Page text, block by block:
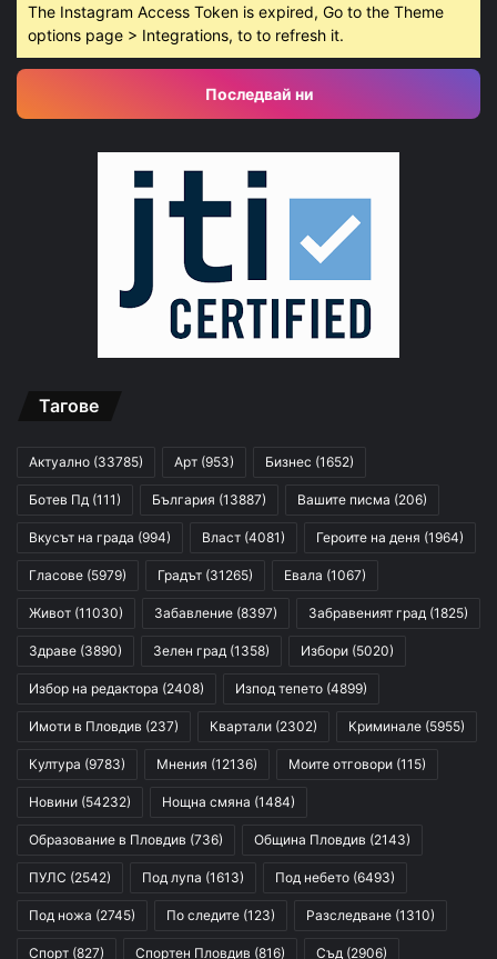
The Instagram Access Token is expired, Go to the Theme
options page > Integrations, to to refresh it.
Последвай ни
Тагове
Актуално (33785) Арт (953) Бизнес (1652)
Ботев Пд (111) България (13887) Вашите писма (206)
Вкусът на града (994) Власт (4081) Героите на деня (1964)
Гласове (5979) Градът (31265) Евала (1067)
Живот (11030) Забавление (8397) Забравеният град (1825)
Здраве (3890) Зелен град (1358) Избори (5020)
Избор на редактора (2408) Изпод тепето (4899)
Имоти в Пловдив (237) Квартали (2302) Криминале (5955)
Култура (9783) Мнения (12136) Моите отговори (115)
Новини (54232) Нощна смяна (1484)
Образование в Пловдив (736) Община Пловдив (2143)
ПУЛС (2542) Под лупа (1613) Под небето (6493)
Под ножа (2745) По следите (123) Разследване (1310)
Спорт (827) Спортен Пловдив (816) Съд (2906)